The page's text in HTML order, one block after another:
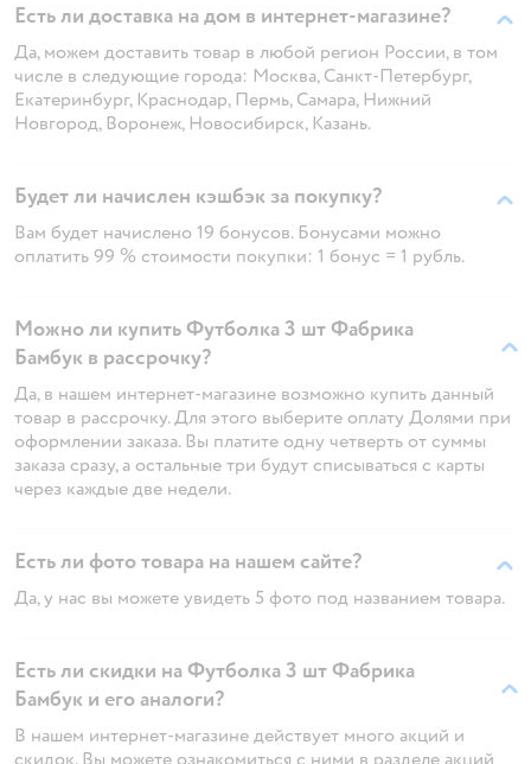
Есть ли доставка на дом в интернет-магазине?
Да, можем доставить товар в любой регион России, в том
числе в следующие города: Москва, Санкт-Петербург,
Екатеринбург, Краснодар, Пермь, Самара, Нижний
Новгород, Воронеж, Новосибирск, Казань.
Будет ли начислен кэшбэк за покупку?
Вам будет начислено 19 бонусов. Бонусами можно
оплатить 99 % стоимости покупки: 1 бонус = 1 рубль.
Можно ли купить Футболка 3 шт Фабрика
Бамбук в рассрочку?
Да, в нашем интернет-магазине возможно купить данный
товар в рассрочку. Для этого выберите оплату Долями при
оформлении заказа. Вы платите одну четверть от суммы
заказа сразу, а остальные три будут списываться с карты
через каждые две недели.
Есть ли фото товара на нашем сайте?
Да, у нас вы можете увидеть 5 фото под названием товара.
Есть ли скидки на Футболка 3 шт Фабрика
Бамбук и его аналоги?
В нашем интернет-магазине действует много акций и
скидок. Вы можете ознакомиться с ними в разделе акций